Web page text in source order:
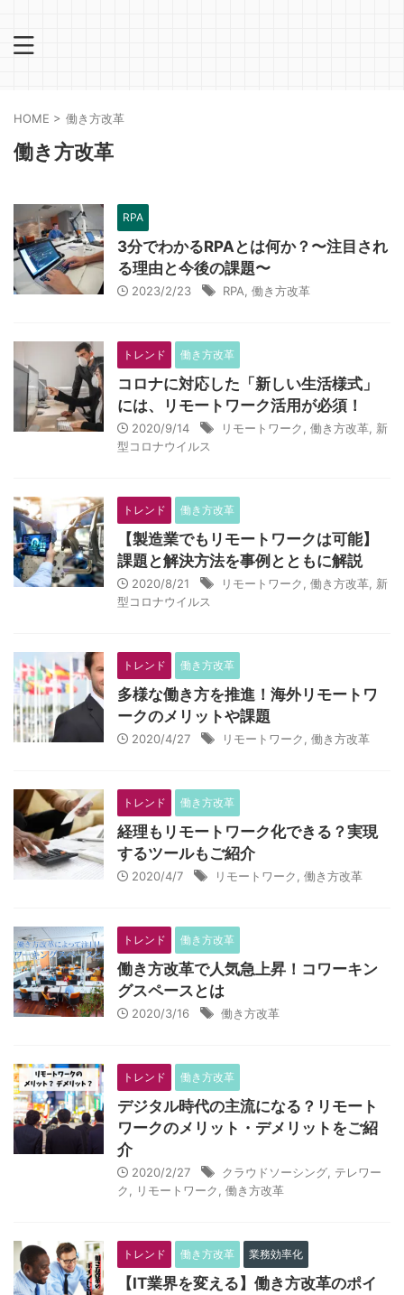
HOME > 働き方改革
働き方改革
RPA
3分でわかるRPAとは何か？〜注目され
る理由と今後の課題〜
2023/2/23 RPA 働き方改革
トレンド 働き方改革
コロナに対応した「新しい生活様式」
には、リモートワーク活用が必須！
2020/9/14 リモートワーク 働き方改革 新
型コロナウイルス
トレンド 働き方改革
【製造業でもリモートワークは可能】
課題と解決方法を事例とともに解説
2020/8/21 リモートワーク 働き方改革 新
型コロナウイルス
トレンド 働き方改革
多様な働き方を推進！海外リモートワ
ークのメリットや課題
2020/4/27 リモートワーク 働き方改革
トレンド 働き方改革
経理もリモートワーク化できる？実現
するツールもご紹介
2020/4/7 リモートワーク 働き方改革
トレンド 働き方改革
働き方改革で人気急上昇！コワーキン
グスペースとは
2020/3/16 働き方改革
トレンド 働き方改革
デジタル時代の主流になる？リモート
ワークのメリット・デメリットをご紹
介
2020/2/27 クラウドソーシング テレワー
ク
リモートワーク 働き方改革
トレンド 働き方改革 業務効率化
【IT業界を変える】働き方改革のポイ